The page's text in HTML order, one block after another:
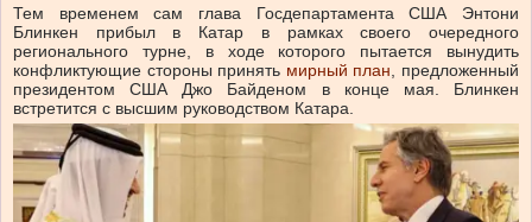
Тем временем сам глава Госдепартамента США Энтони
Блинкен прибыл в Катар в рамках своего очередного
регионального турне, в ходе которого пытается вынудить
конфликтующие стороны принять мирный план, предложенный
президентом США Джо Байденом в конце мая. Блинкен
встретится с высшим руководством Катара.